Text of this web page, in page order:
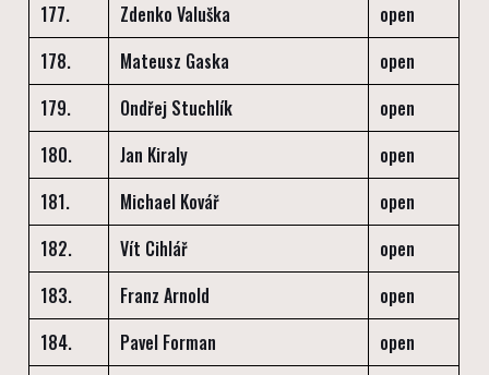
177.
Zdenko Valuška
open
178.
Mateusz Gaska
open
179.
Ondřej Stuchlík
open
180.
Jan Kiraly
open
181.
Michael Kovář
open
182.
Vít Cihlář
open
183.
Franz Arnold
open
184.
Pavel Forman
open